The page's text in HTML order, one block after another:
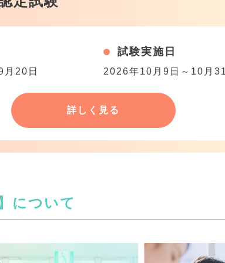
20日
試験実施日
2026年10月9日～10月
詳しく見る
について